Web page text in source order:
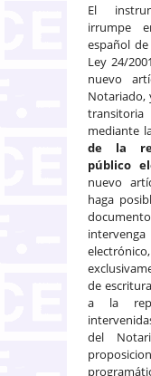
El
irrumpe
español
Ley 24/
nuevo
Notariado,
mediante
de la
público
nuevo
haga
de
a la
del